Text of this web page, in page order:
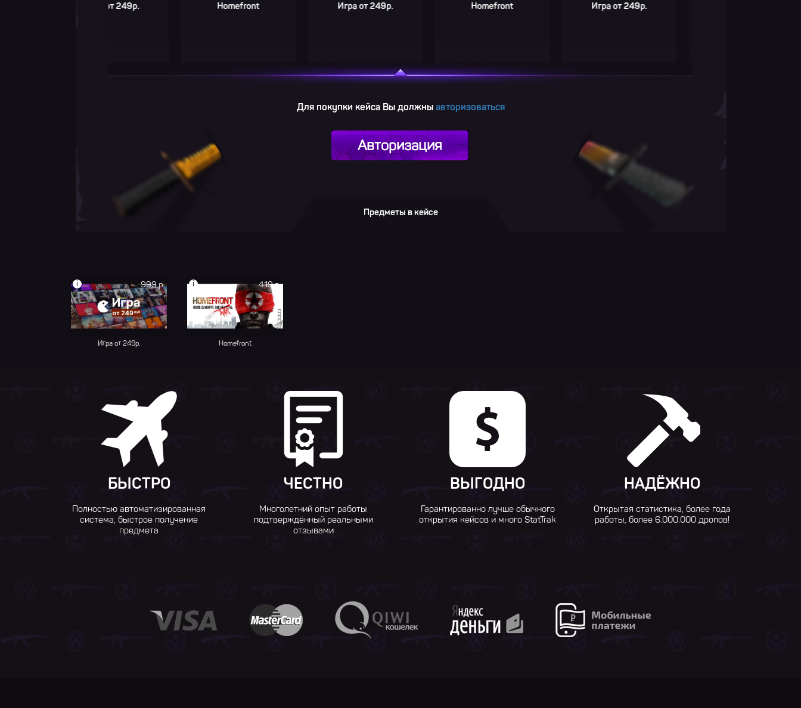
Homefront Игра от 249р. Homefront Игра от 249р.
Для покупки кейса Вы должны авторизоваться
Авторизация
Предметы в кейсе
999 р.
i
Игра от 249р.
419 р.
i
Homefront
БЫСТРО
Полностью автоматизированная
система, быстрое получение
предмета
ЧЕСТНО
Многолетний опыт работы
подтверждённый реальными
отзывами
ВЫГОДНО
Гарантированно лучше обычного
открытия кейсов и много StatTrak
НАДЁЖНО
Открытая статистика, более года
работы, более 6.000.000 дропов!